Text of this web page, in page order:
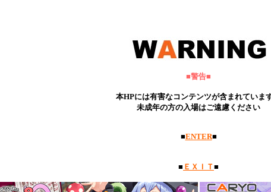
■警告■
本HPには有害なコンテンツが含まれています
未成年の方の入場はご遠慮ください
■ENTER■
■ ＥＸＩＴ■